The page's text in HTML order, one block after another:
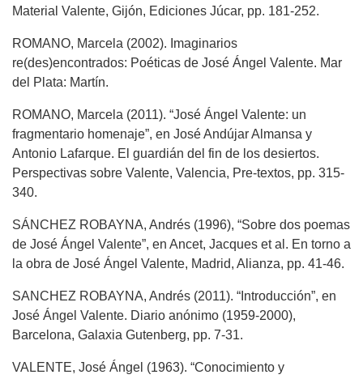
Material Valente, Gijón, Ediciones Júcar, pp. 181-252.
ROMANO, Marcela (2002). Imaginarios
re(des)encontrados: Poéticas de José Ángel Valente. Mar
del Plata: Martín.
ROMANO, Marcela (2011). “José Ángel Valente: un
fragmentario homenaje”, en José Andújar Almansa y
Antonio Lafarque. El guardián del fin de los desiertos.
Perspectivas sobre Valente, Valencia, Pre-textos, pp. 315-
340.
SÁNCHEZ ROBAYNA, Andrés (1996), “Sobre dos poemas
de José Ángel Valente”, en Ancet, Jacques et al. En torno a
la obra de José Ángel Valente, Madrid, Alianza, pp. 41-46.
SANCHEZ ROBAYNA, Andrés (2011). “Introducción”, en
José Ángel Valente. Diario anónimo (1959-2000),
Barcelona, Galaxia Gutenberg, pp. 7-31.
VALENTE, José Ángel (1963). “Conocimiento y